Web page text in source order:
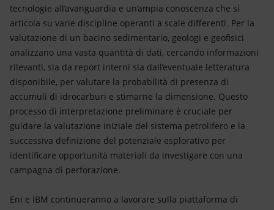
tecnologie all’avanguardia e un’ampia conoscenza che si
articola su varie discipline operanti a scale differenti. Per la
valutazione di un bacino sedimentario, geologi e geofisici
analizzano una vasta quantità di dati, cercando informazioni
rilevanti, sia da report interni sia dall’eventuale letteratura
disponibile, per valutare la probabilità di presenza di
accumuli di idrocarburi e stimarne la dimensione. Questo
processo di interpretazione preliminare è cruciale per
guidare la valutazione iniziale del sistema petrolifero e la
successiva definizione del potenziale esplorativo per
identificare opportunità materiali da investigare con una
campagna di perforazione.
Eni e IBM continueranno a lavorare sulla piattaforma di